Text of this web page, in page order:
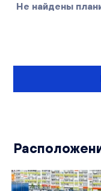
Не найдены